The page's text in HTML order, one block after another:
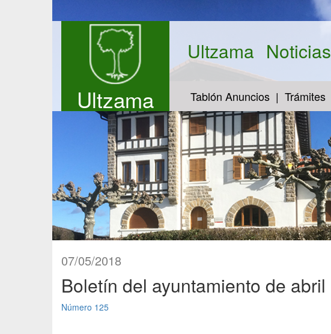
Ultzama
Ultzama Noticias
Tablón Anuncios Trámites
07/05/2018
Boletín del ayuntamiento de abril
Número 125